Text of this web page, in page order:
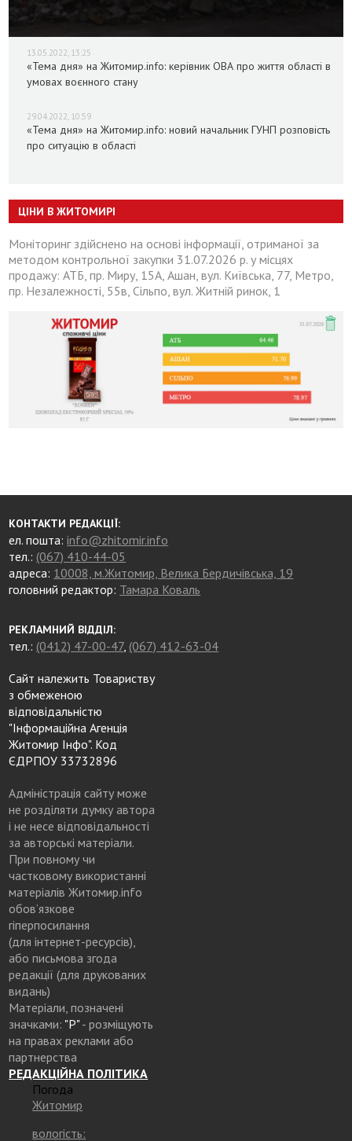
13.05.2022, 13:25
«Тема дня» на Житомир.info: керівник ОВА про життя області в
умовах воєнного стану
29.04.2022, 10:59
«Тема дня» на Житомир.info: новий начальник ГУНП розповість
про ситуацію в області
ЦІНИ В ЖИТОМИРІ
Моніторинг здійснено на основі інформації, отриманої за
методом контрольної закупки 31.07.2026 р. у місцях
продажу: АТБ, пр. Миру, 15А, Ашан, вул. Київська, 77, Метро,
пр. Незалежності, 55в, Сільпо, вул. Житній ринок, 1
КОНТАКТИ РЕДАКЦІЇ:
ел. пошта:info@zhitomir.info
тел.: (067) 410-44-05
адреса: 10008, м.Житомир, Велика Бердичівська, 19
головний редактор: Тамара Коваль
РЕКЛАМНИЙ ВІДДІЛ:
тел.: (0412) 47-00-47, (067) 412-63-04
Сайт належить Товариству
з обмеженою
відповідальністю
"Інформаційна Агенція
Житомир Інфо". Код
ЄДРПОУ 33732896
Адміністрація сайту може
не розділяти думку автора
і не несе відповідальності
за авторські матеріали.
При повному чи
частковому використанні
матеріалів Житомир.info
обов’язкове
гіперпосилання
(для інтернет-ресурсів),
або письмова згода
редакції (для друкованих
видань)
Матеріали, позначені
значками: "Р"- розміщують
на правах реклами або
партнерства
РЕДАКЦІЙНА ПОЛІТИКА
Погода
Житомир
вологість: